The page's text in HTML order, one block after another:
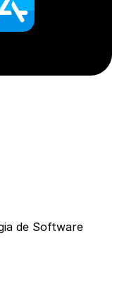
de Software